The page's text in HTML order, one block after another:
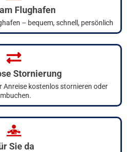
Flughafen
– bequem, schnell, persönlich
Stornierung
Anreise kostenlos stornieren oder
Sie da